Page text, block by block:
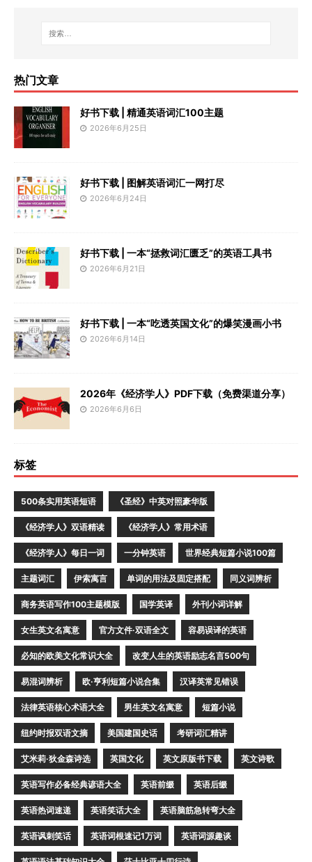
热门文章
好书下载 | 精通英语词汇100主题
2026年6月25日
好书下载 | 图解英语词汇一网打尽
2026年6月24日
好书下载 | 一本“拯救词汇匮乏”的英语工具书
2026年6月21日
好书下载 | 一本“吃透英国文化”的爆笑漫画小书
2026年6月14日
2026年《经济学人》PDF下载（免费渠道分享）
2026年6月6日
标签
500条实用英语短语 《圣经》中英对照豪华版
《经济学人》双语精读 《经济学人》常用术语
《经济学人》每日一词 一分钟英语 世界经典短篇小说100篇
主题词汇 伊索寓言 单词的用法及固定搭配 同义词辨析
商务英语写作100主题模版 国学英译 外刊小词详解
女生英文名寓意 官方文件·双语全文 容易误译的英语
必知的欧美文化常识大全 改变人生的英语励志名言500句
易混词辨析 欧·亨利短篇小说合集 汉译英常见错误
法律英语核心术语大全 男生英文名寓意 短篇小说
纽约时报双语文摘 美国建国史话 考研词汇精讲
艾米莉·狄金森诗选 英国文化 英文原版书下载 英文诗歌
英语写作必备经典谚语大全 英语前缀 英语后缀
英语热词速递 英语笑话大全 英语脑筋急转弯大全
英语讽刺笑话 英语词根速记1万词 英语词源趣谈